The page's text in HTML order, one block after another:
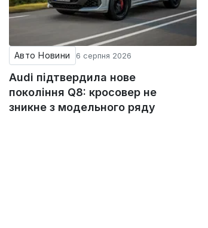
Авто Новини 6 серпня 2026
Audi підтвердила нове
покоління Q8: кросовер не
зникне з модельного ряду